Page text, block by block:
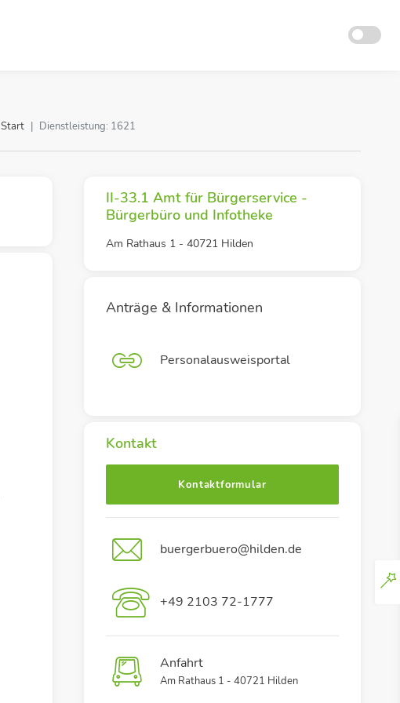
Start Dienstleistung: 1621
II-33.1 Amt für Bürgerservice -
Bürgerbüro und Infotheke
Am Rathaus 1 - 40721 Hilden
Anträge & Informationen
Personalausweisportal
Kontakt
Kontaktformular
buergerbuero@hilden.de
+49 2103 72-1777
Anfahrt
Am Rathaus 1 - 40721 Hilden